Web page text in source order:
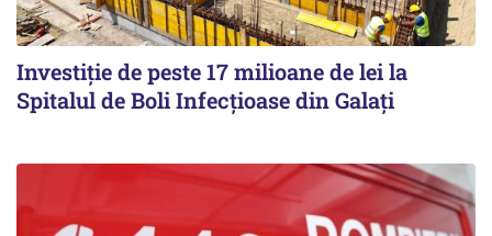
Investiție de peste 17 milioane de lei la
Spitalul de Boli Infecțioase din Galați